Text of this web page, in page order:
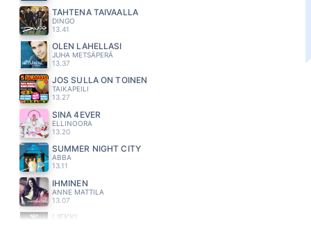
TÄHTENÄ TAIVAALLA
DINGO
13.41
OLEN LÄHELLÄSI
JUHA METSÄPERÄ
13.37
JOS SULLA ON TOINEN
TAIKAPEILI
13.27
SINÄ 4EVER
ELLINOORA
13.20
SUMMER NIGHT CITY
ABBA
13.11
IHMINEN
ANNE MATTILA
13.07
LIEKKI